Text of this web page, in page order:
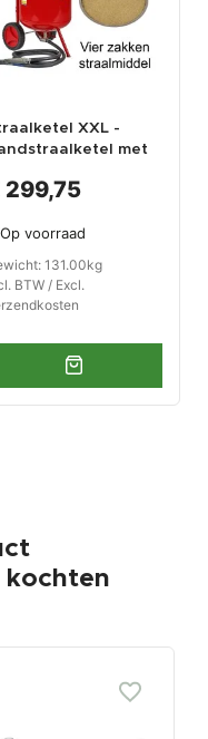
XXL -
met
299,75
Op voorraad
131.00kg
BTW / Excl.
kochten